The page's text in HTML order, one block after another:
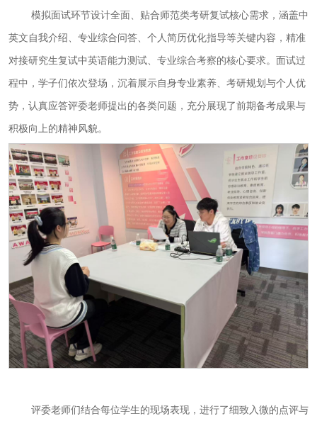
模拟面试环节设计全面、贴合师范类考研复试核心需求，涵盖中
英文自我介绍、专业综合问答、个人简历优化指导等关键内容，精准
对接研究生复试中英语能力测试、专业综合考察的核心要求。面试过
程中，学子们依次登场，沉着展示自身专业素养、考研规划与个人优
势，认真应答评委老师提出的各类问题，充分展现了前期备考成果与
积极向上的精神风貌。
评委老师们结合每位学生的现场表现，进行了细致入微的点评与